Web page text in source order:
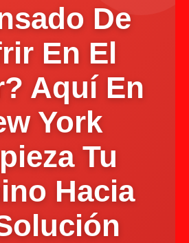
De
En El
Aquí En
York
Tu
Hacia